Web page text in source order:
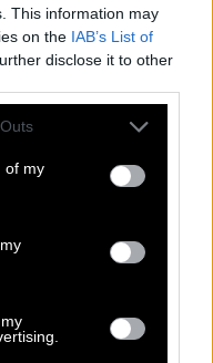
This information may
on the IAB’s List of
disclose it to other
one or more Google
You may click to
its third-party tags to
in below Google
of my